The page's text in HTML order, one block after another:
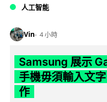
人工智能
Vin 4 小時
Samsung 展示
手機毋須輸入文
作